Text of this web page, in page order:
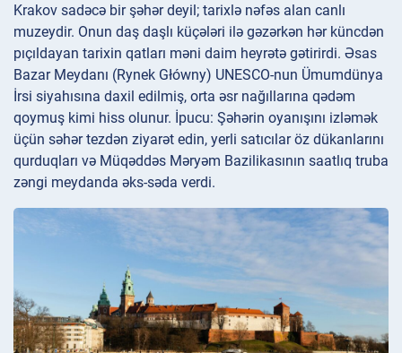
Krakov sadəcə bir şəhər deyil; tarixlə nəfəs alan canlı
muzeydir. Onun daş daşlı küçələri ilə gəzərkən hər küncdən
pıçıldayan tarixin qatları məni daim heyrətə gətirirdi. Əsas
Bazar Meydanı (Rynek Główny) UNESCO-nun Ümumdünya
İrsi siyahısına daxil edilmiş, orta əsr nağıllarına qədəm
qoymuş kimi hiss olunur. İpucu: Şəhərin oyanışını izləmək
üçün səhər tezdən ziyarət edin, yerli satıcılar öz dükanlarını
qurduqları və Müqəddəs Məryəm Bazilikasının saatlıq truba
zəngi meydanda əks-səda verdi.